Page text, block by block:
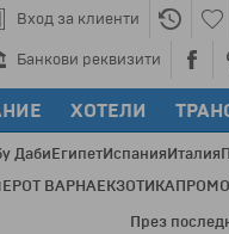
Вход за клиенти
Банкови реквизити
ХОТЕЛИ
ДабиЕгипетИспанияИталия
ОТ ВАРНАЕКЗОТИКА
През последните